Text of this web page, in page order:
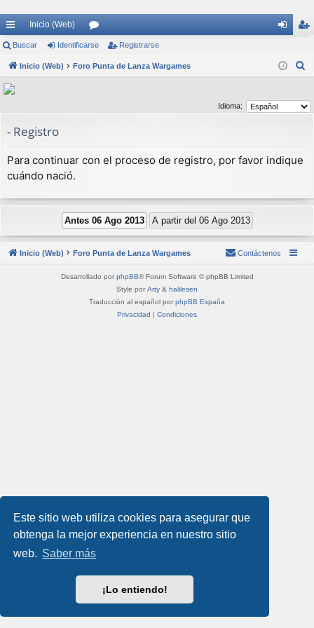
Este sitio web utiliza cookies para asegurar que
obtenga la mejor experiencia en nuestro sitio
web. Saber más
¡Lo entiendo!
nl
ac
es
s
Inicio (Web)
or
os nti ist
rs
Buscar Identificarse Registrarse
Inicio (Web) Foro Punta de Lanza Wargames
c
Idioma:
- Registro
Para continuar con el proceso de registro, por favor indique
cuándo nació.
Inicio (Web) Foro Punta de Lanza Wargames Contáctenos
Desarrollado por phpBB® Forum Software © phpBB Limited
Style por Arty & halilesen
Traducción al español por phpBB España
Privacidad | Condiciones